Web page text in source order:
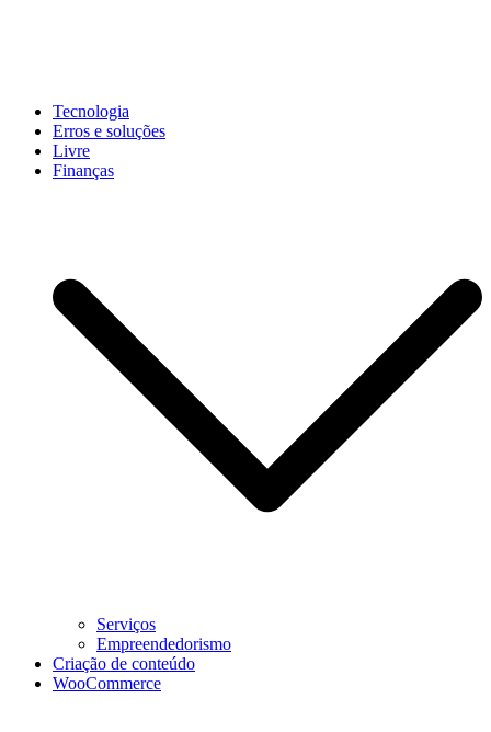
John-Henrique
Distribuindo conteúdo útil
Tecnologia
Erros e soluções
Livre
Finanças
Serviços
Empreendedorismo
Criação de conteúdo
WooCommerce